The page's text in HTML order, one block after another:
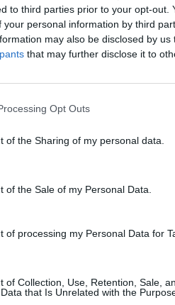
to third parties prior to your opt-out.
personal information by third
may also be disclosed by
that may further disclose it to
Opt Outs
of the Sharing of my personal data.
of the Sale of my Personal Data.
of processing my Personal Data for
of Collection, Use, Retention, Sale,
that Is Unrelated with the